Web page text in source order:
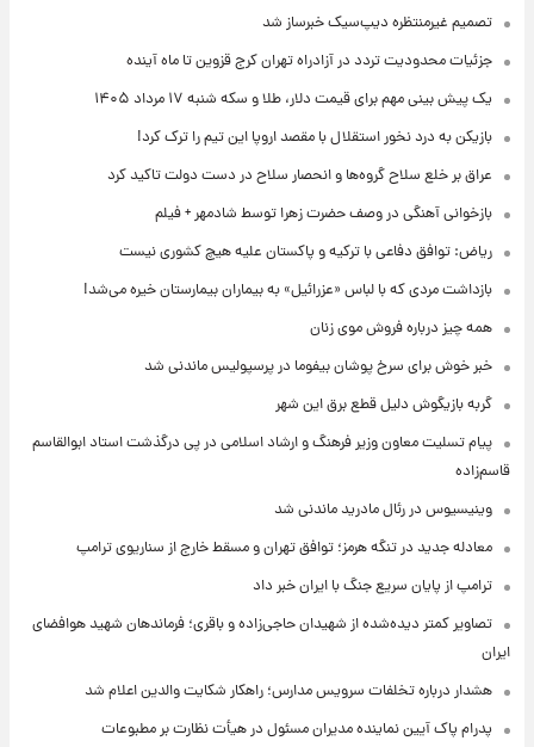
تصمیم غیرمنتظره دیپ‌سیک خبرساز شد
جزئیات محدودیت تردد در آزادراه تهران کرج قزوین تا ماه آینده
یک پیش ‌بینی مهم برای قیمت دلار، طلا و سکه شنبه ۱۷ مرداد ۱۴۰۵
بازیکن به درد نخور استقلال با مقصد اروپا این تیم را ترک کرد!
عراق بر خلع سلاح گروه‌ها و انحصار سلاح در دست دولت تاکید کرد
بازخوانی آهنگی در وصف حضرت زهرا توسط شادمهر + فیلم
ریاض: توافق دفاعی با ترکیه و پاکستان علیه هیچ کشوری نیست
بازداشت مردی که با لباس «عزرائیل» به بیماران بیمارستان خیره می‌شد!
همه چیز درباره فروش موی زنان
خبر خوش برای سرخ پوشان بیفوما در پرسپولیس ماندنی شد
گربه بازیگوش دلیل قطع برق این شهر
پیام تسلیت معاون وزیر فرهنگ و ارشاد اسلامی در پی درگذشت استاد ابوالقاسم
قاسم‌زاده
وینیسیوس در رئال مادرید ماندنی شد
معادله جدید در تنگه هرمز؛ توافق تهران و مسقط خارج از سناریوی ترامپ
ترامپ از پایان سریع جنگ با ایران خبر داد
تصاویر کمتر دیده‌شده از شهیدان حاجی‌زاده و باقری؛ فرماندهان شهید هوافضای
ایران
هشدار درباره تخلفات سرویس مدارس؛ راهکار شکایت والدین اعلام شد
پدرام پاک آیین نماینده مدیران مسئول در هیأت نظارت بر مطبوعات